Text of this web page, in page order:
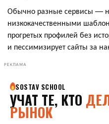
Обычно разные сервисы —
низкокачественными
прогретых профилей без
и пессимизирует сайты за
РЕКЛАМА